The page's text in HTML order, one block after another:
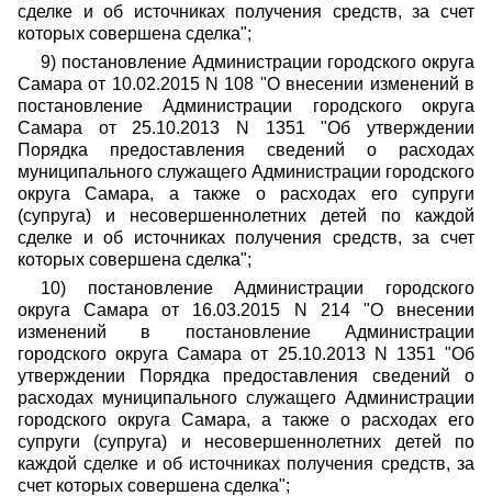
сделке и об источниках получения средств, за счет
которых совершена сделка";
9) постановление Администрации городского округа
Самара от 10.02.2015 N 108 "О внесении изменений в
постановление Администрации городского округа
Самара от 25.10.2013 N 1351 "Об утверждении
Порядка предоставления сведений о расходах
муниципального служащего Администрации городского
округа Самара, а также о расходах его супруги
(супруга) и несовершеннолетних детей по каждой
сделке и об источниках получения средств, за счет
которых совершена сделка";
10) постановление Администрации городского
округа Самара от 16.03.2015 N 214 "О внесении
изменений в постановление Администрации
городского округа Самара от 25.10.2013 N 1351 "Об
утверждении Порядка предоставления сведений о
расходах муниципального служащего Администрации
городского округа Самара, а также о расходах его
супруги (супруга) и несовершеннолетних детей по
каждой сделке и об источниках получения средств, за
счет которых совершена сделка";